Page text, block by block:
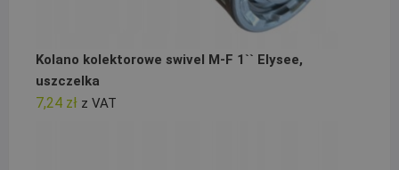
Kolano kolektorowe swivel M-F 1`` Elysee,
uszczelka
7,24 zł z VAT